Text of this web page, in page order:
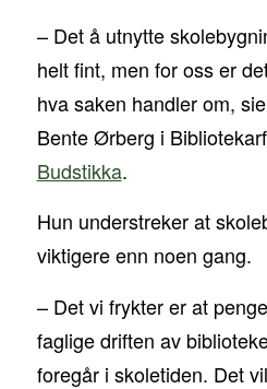
– Det å utnytte
helt fint, men for oss er
hva saken handler om,
Bente Ørberg i
Budstikka.
Hun understreker at
viktigere enn noen gang.
– Det vi frykter er at
faglige driften av
foregår i skoletiden. Det